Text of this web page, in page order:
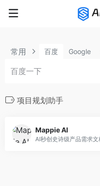
常用 百度 Google
项目规划助手
Mappie AI
AI秒创史诗级产品需求文